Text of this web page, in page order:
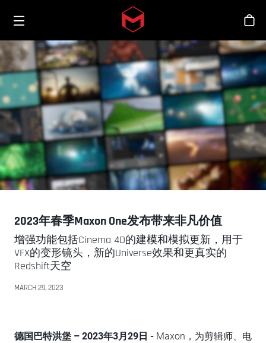
Skip to main content
商
2023年春季Maxon One发布带来非凡价值
增强功能包括Cinema 4D的建模和模拟更新，用于
VFX的变形镜头，新的Universe效果和更真实的
Redshift天空
MARCH 29, 2023
德国巴特洪堡 – 2023年3月 29日 - Maxon，为剪辑师、电